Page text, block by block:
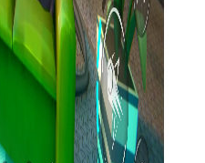
、丰富的剧情、多样的谜题设
多玩家的喜爱。游戏不仅考验
作能力，还为玩家提供了多种
，部分玩家反映游戏的难度较
较为不友好。总体来说，《黑
谜佳作。